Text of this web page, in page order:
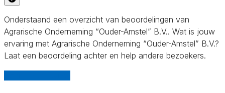
Onderstaand een overzicht van beoordelingen van
Agrarische Onderneming “Ouder-Amstel” B.V.. Wat is jouw
ervaring met Agrarische Onderneming “Ouder-Amstel” B.V.?
Laat een beoordeling achter en help andere bezoekers.